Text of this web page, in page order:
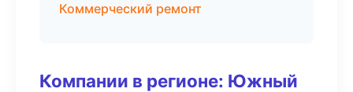
Коммерческий ремонт
Компании в регионе: Южный